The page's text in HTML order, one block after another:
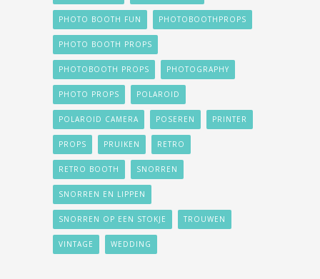
PHOTO BOOTH FUN PHOTOBOOTHPROPS
PHOTO BOOTH PROPS
PHOTOBOOTH PROPS PHOTOGRAPHY
PHOTO PROPS POLAROID
POLAROID CAMERA POSEREN PRINTER
PROPS PRUIKEN RETRO
RETRO BOOTH SNORREN
SNORREN EN LIPPEN
SNORREN OP EEN STOKJE TROUWEN
VINTAGE WEDDING